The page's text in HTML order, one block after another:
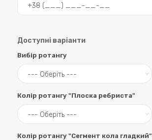
Доступні варіанти
Вибір ротангу
Колір ротангу "Плоска ребриста"
Колір ротангу "Сегмент кола гладкий"